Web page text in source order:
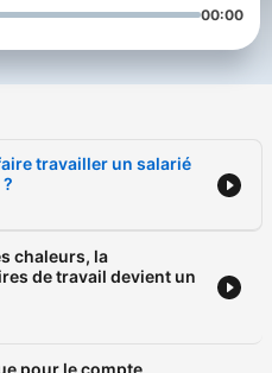
00:00
travailler un salarié
chaleurs, la
de travail devient un